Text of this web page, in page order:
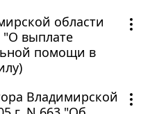
области
"О выплате
помощи в
Владимирской